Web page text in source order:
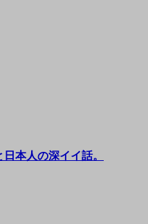
本人の深イイ話。